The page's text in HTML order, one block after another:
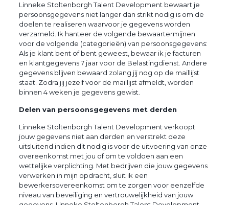
Linneke Stoltenborgh Talent Development bewaart je
persoonsgegevens niet langer dan strikt nodig is om de
doelen te realiseren waarvoor je gegevens worden
verzameld. Ik hanteer de volgende bewaartermijnen
voor de volgende (categorieën) van persoonsgegevens:
Als je klant bent of bent geweest, bewaar ik je facturen
en klantgegevens 7 jaar voor de Belastingdienst. Andere
gegevens blijven bewaard zolang jij nog op de maillijst
staat. Zodra jij jezelf voor de maillijst afmeldt, worden
binnen 4 weken je gegevens gewist.
Delen van persoonsgegevens met derden
Linneke Stoltenborgh Talent Development verkoopt
jouw gegevens niet aan derden en verstrekt deze
uitsluitend indien dit nodig is voor de uitvoering van onze
overeenkomst met jou of om te voldoen aan een
wettelijke verplichting. Met bedrijven die jouw gegevens
verwerken in mijn opdracht, sluit ik een
bewerkersovereenkomst om te zorgen voor eenzelfde
niveau van beveiliging en vertrouwelijkheid van jouw